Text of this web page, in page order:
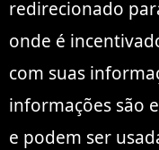
redirecionado
onde é
com suas
informações são
e podem ser